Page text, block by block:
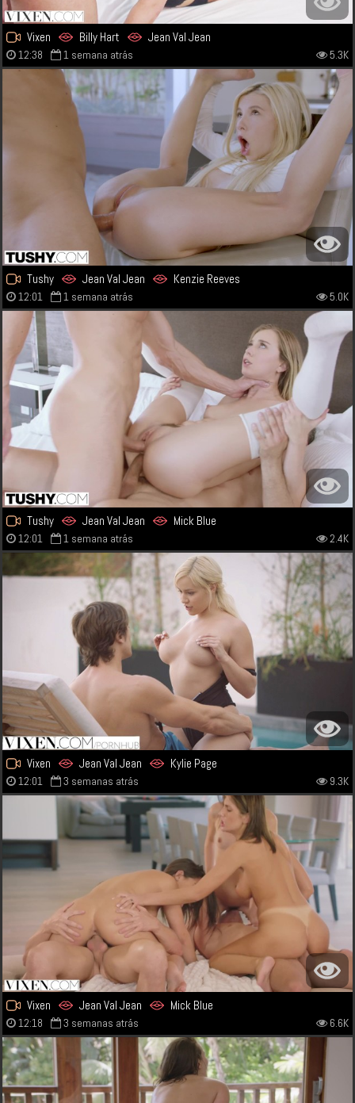
Vixen Billy Hart Jean Val Jean
12:38 1 semana atrás 5.3K
Tushy Jean Val Jean Kenzie Reeves
12:01 1 semana atrás 5.0K
Tushy Jean Val Jean Mick Blue
12:01 1 semana atrás 2.4K
Vixen Jean Val Jean Kylie Page
12:01 3 semanas atrás 9.3K
Vixen Jean Val Jean Mick Blue
12:18 3 semanas atrás 6.6K